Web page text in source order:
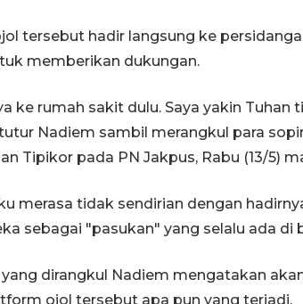
tersebut hadir langsung ke
memberikan dukungan.
ke rumah sakit dulu. Saya yakin Tuhan
Nadiem sambil merangkul para
Tipikor pada PN Jakpus, Rabu (13/5)
merasa tidak sendirian dengan
sebagai "pasukan" yang selalu ada di
dirangkul Nadiem mengatakan
ojol tersebut apa pun yang terjadi.